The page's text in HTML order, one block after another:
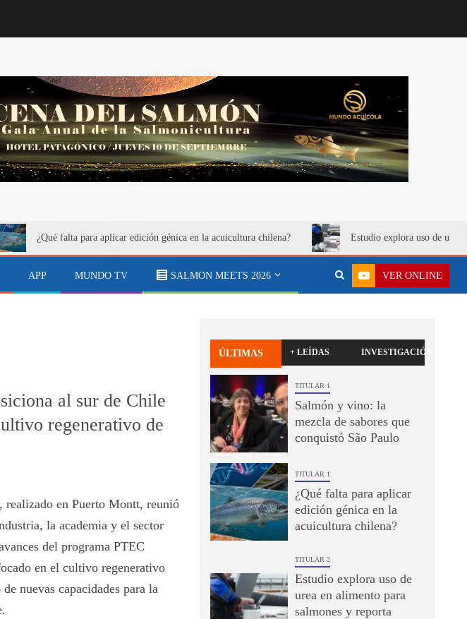
¿Qué falta para aplicar edición génica en la acuicultura chilena? Estudio explora uso de urea
APP MUNDO TV SALMON MEETS 2026 VER ONLINE
al sur de Chile
regenerativo de
en Puerto Montt, reunió
la academia y el sector
del programa PTEC
en el cultivo regenerativo
nuevas capacidades para la
ÚLTIMAS + LEÍDAS INVESTIGACIÓN
TITULAR 1
Salmón y vino: la
mezcla de sabores que
conquistó São Paulo
TITULAR 1
¿Qué falta para aplicar
edición génica en la
acuicultura chilena?
TITULAR 2
Estudio explora uso de
urea en alimento para
salmones y reporta